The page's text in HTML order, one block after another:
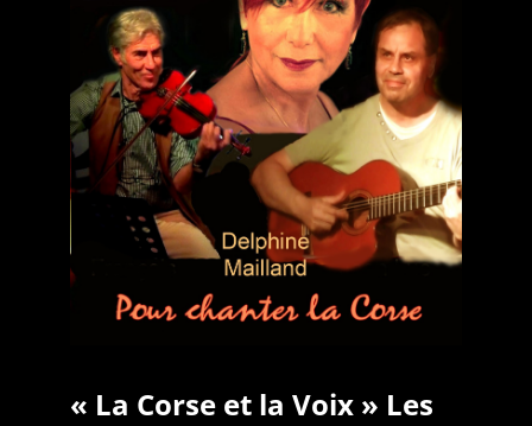
« La Corse et la Voix » Les